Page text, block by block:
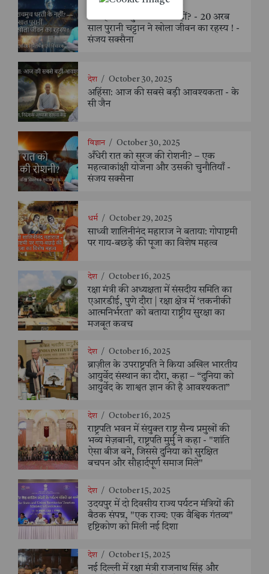
विज्ञान / November 8, 2025
क्या हम सचमुच धरती के नहीं? - 20 अरब
साल पुरानी चट्टान ने खोला जीवन का रहस्य ! -
संजय सक्सैना
देश / October 30, 2025
अहिंसा: आज की सबसे बड़ी आवश्यकता - के
सी जैन
विज्ञान / October 30, 2025
अँधेरी रात को सूरज की रोशनी? – एक
महत्वाकांक्षी योजना और उसकी चुनौतियाँ -
संजय सक्सैना
धर्म / October 29, 2025
साध्वी शालिनीनंद महाराज ने बताया: गोपाष्टमी
पर गाय-बछड़े की पूजा का विशेष महत्व
देश / October 16, 2025
रक्षा मंत्री की अध्यक्षता में संसदीय समिति का
एआरडीई, पुणे दौरा | रक्षा क्षेत्र में ‘तकनीकी
आत्मनिर्भरता’ को बताया राष्ट्रीय सुरक्षा का
मजबूत कवच
देश / October 16, 2025
ब्राज़ील के उपराष्ट्रपति ने किया अखिल भारतीय
आयुर्वेद संस्थान का दौरा, कहा – “दुनिया को
आयुर्वेद के शाश्वत ज्ञान की है आवश्यकता”
देश / October 16, 2025
राष्ट्रपति भवन में संयुक्त राष्ट्र सैन्य प्रमुखों की
भव्य मेज़बानी, राष्ट्रपति मुर्मु ने कहा - "शांति
ऐसा बीज बने, जिससे दुनिया को सुरक्षित
बचपन और सौहार्दपूर्ण समाज मिले"
देश / October 15, 2025
उदयपुर में दो दिवसीय राज्य पर्यटन मंत्रियों की
बैठक संपन्न, "एक राज्य: एक वैश्विक गंतव्य"
दृष्टिकोण को मिली नई दिशा
देश / October 15, 2025
नई दिल्ली में रक्षा मंत्री राजनाथ सिंह और